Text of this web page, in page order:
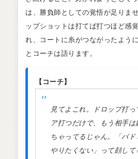
は、勝負師としての覚悟が足りま
ップショットは打てば打つほど感
れ、コートに糸がつながったよう
とコーチは語ります。
【コーチ】
見てよこれ。ドロップ打っ
ア打つだけで、もう相手は
ちゃってるじゃん。「バド
やりたくない」って顔して